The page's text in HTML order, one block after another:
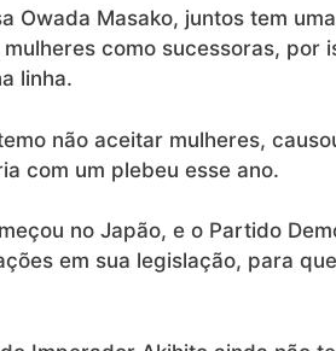
Owada Masako, juntos tem
como sucessoras, por
linha.
não aceitar mulheres,
com um plebeu esse ano.
no Japão, e o Partido
em sua legislação, para